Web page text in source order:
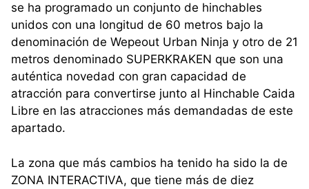
se ha programado un conjunto de hinchables
unidos con una longitud de 60 metros bajo la
denominación de Wepeout Urban Ninja y otro de 21
metros denominado SUPERKRAKEN que son una
auténtica novedad con gran capacidad de
atracción para convertirse junto al Hinchable Caida
Libre en las atracciones más demandadas de este
apartado.
La zona que más cambios ha tenido ha sido la de
ZONA INTERACTIVA, que tiene más de diez